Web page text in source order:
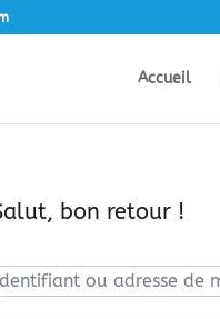
Accueil
bon retour !